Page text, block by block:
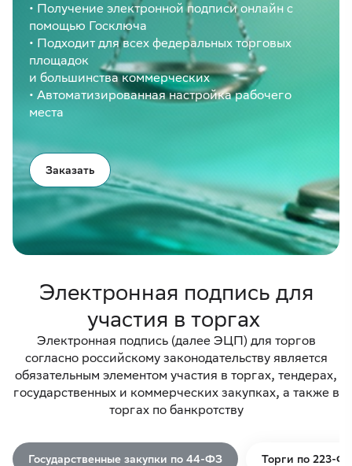
• Получение электронной подписи онлайн с
помощью Госключа
• Подходит для всех федеральных торговых
площадок
и большинства коммерческих
• Автоматизированная настройка рабочего
места
Заказать
Электронная подпись для
участия в торгах
Электронная подпись (далее ЭЦП) для торгов
согласно российскому законодательству является
обязательным элементом участия в торгах, тендерах,
государственных и коммерческих закупках, а также в
торгах по банкротству
Государственные закупки по 44-ФЗ Торги по 223-